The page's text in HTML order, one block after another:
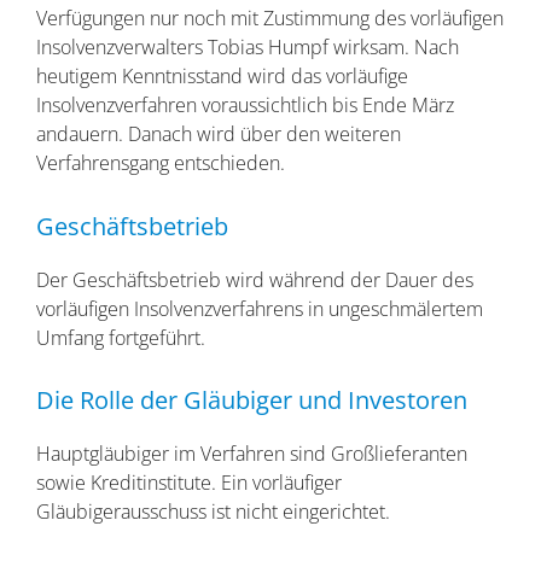
Verfügungen nur noch mit Zustimmung des vorläufigen
Insolvenzverwalters Tobias Humpf wirksam. Nach
heutigem Kenntnisstand wird das vorläufige
Insolvenzverfahren voraussichtlich bis Ende März
andauern. Danach wird über den weiteren
Verfahrensgang entschieden.
Geschäftsbetrieb
Der Geschäftsbetrieb wird während der Dauer des
vorläufigen Insolvenzverfahrens in ungeschmälertem
Umfang fortgeführt.
Die Rolle der Gläubiger und Investoren
Hauptgläubiger im Verfahren sind Großlieferanten
sowie Kreditinstitute. Ein vorläufiger
Gläubigerausschuss ist nicht eingerichtet.